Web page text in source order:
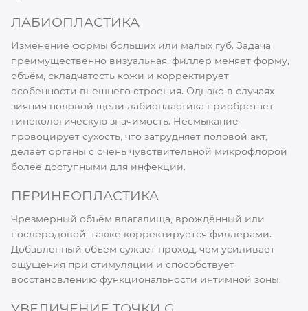
ЛАБИОПЛАСТИКА
Изменение формы больших или малых губ. Задача
преимущественно визуальная, филлер меняет форму,
объём, складчатость кожи и корректирует
особенности внешнего строения. Однако в случаях
зияния половой щели лабиопластика приобретает
гинекологическую значимость. Несмыкание
провоцирует сухость, что затрудняет половой акт,
делает органы с очень чувствительной микрофлорой
более доступными для инфекций.
ПЕРИНЕОПЛАСТИКА
Чрезмерный объём влагалища, врождённый или
послеродовой, также корректируется филлерами.
Добавленный объём сужает проход, чем усиливает
ощущения при стимуляции и способствует
восстановлению функциональности интимной зоны.